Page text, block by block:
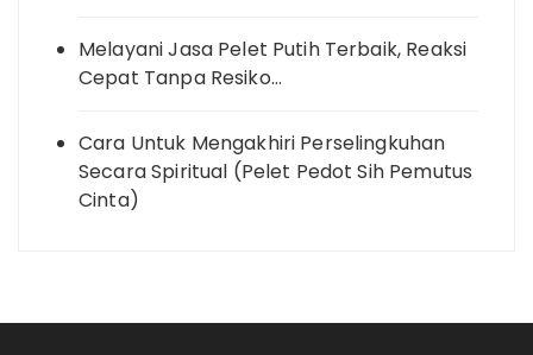
Melayani Jasa Pelet Putih Terbaik, Reaksi
Cepat Tanpa Resiko…
Cara Untuk Mengakhiri Perselingkuhan
Secara Spiritual (Pelet Pedot Sih Pemutus
Cinta)